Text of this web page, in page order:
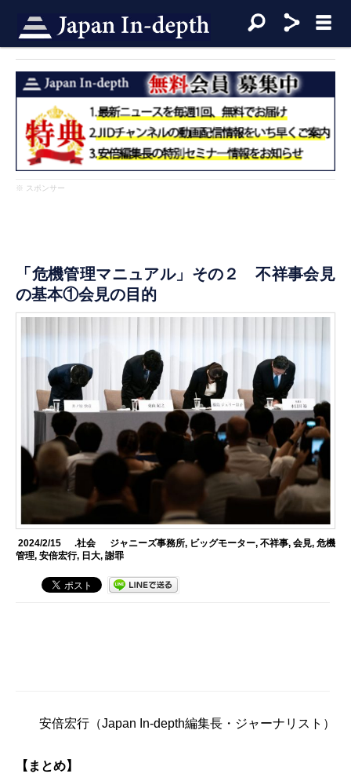
※ スポンサー
「危機管理マニュアル」その２ 不祥事会見
の基本①会見の目的
2024/2/15 .社会 ジャニーズ事務所, ビッグモーター, 不祥事, 会見, 危機
管理,安倍宏行, 日大,謝罪
安倍宏行（Japan In-depth編集長・ジャーナリスト）
【まとめ】